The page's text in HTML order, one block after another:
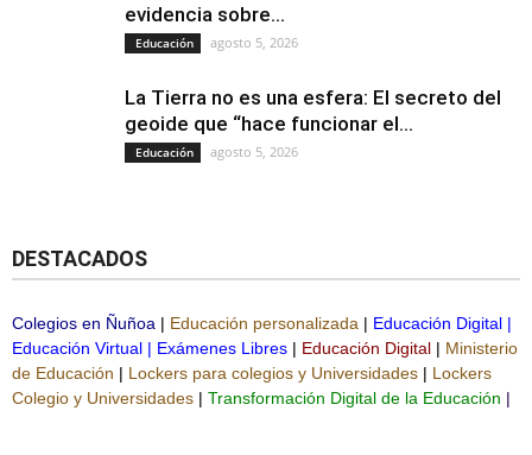
evidencia sobre...
Educación agosto 5, 2026
La Tierra no es una esfera: El secreto del
geoide que “hace funcionar el...
Educación agosto 5, 2026
DESTACADOS
Colegios en Ñuñoa | Educación personalizada | Educación Digital |
Educación Virtual | Exámenes Libres | Educación Digital | Ministerio
de Educación | Lockers para colegios y Universidades | Lockers
Colegio y Universidades | Transformación Digital de la Educación |